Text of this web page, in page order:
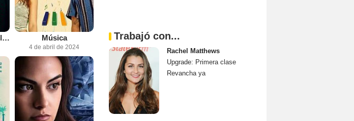
Upgrade: Primera clase Música
4 de abril de 2024
Trabajó con...
Rachel Matthews
Upgrade: Primera clase
Revancha ya